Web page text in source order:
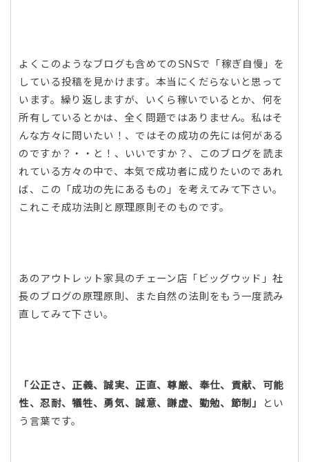
よくこのようなブログも含めてのSNSで「稼ぎ自慢」を
している投稿を見かけます。本当にくだらないと思って
います。繰り返しますが、いくら稼いでいるとか、何を
所有しているとかは、全く問題ではありません。私はそ
んな方々に問いたい！、ではその成功の先には何がある
のですか？・・と！、いいですか？、このブログを読ま
れている方々の中で、本気で成功者に成りたいのであれ
ば、この「成功の先にあるもの」を考えてみて下さい。
これこそ成功法則と原理原則そのものです。
あのアウトレット家具のチェーン店「ビッグウッド」社
長のブログの原理原則、また自然の法則をもう一度読み
直してみて下さい。
「公正さ、正義、誠実、正直、尊厳、奉仕、貢献、可能
性、忍耐、犠牲、勇気、誠意、謙虚、勤勉、節制」
とい
う言葉です。